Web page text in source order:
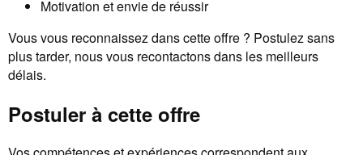
Motivation et envie de réussir
Vous vous reconnaissez dans cette offre ? Postulez sans
plus tarder, nous vous recontactons dans les meilleurs
délais.
Postuler à cette offre